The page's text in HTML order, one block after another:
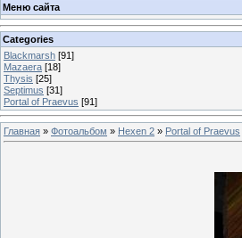
Меню сайта
Categories
Blackmarsh [91]
Mazaera [18]
Thysis [25]
Septimus [31]
Portal of Praevus [91]
Главная » Фотоальбом » Hexen 2 » Portal of Praevus